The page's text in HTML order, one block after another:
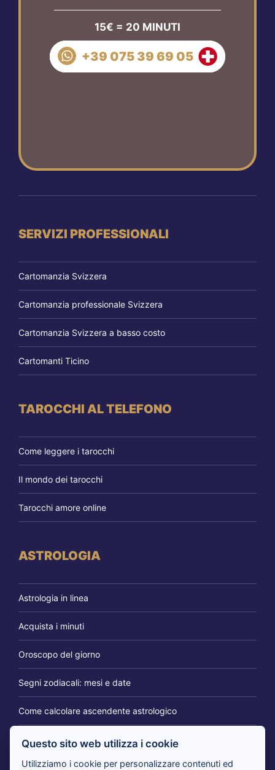
15€ = 20 MINUTI
+39 075 39 69 05
SERVIZI PROFESSIONALI
Cartomanzia Svizzera
Cartomanzia professionale Svizzera
Cartomanzia Svizzera a basso costo
Cartomanti Ticino
TAROCCHI AL TELEFONO
Come leggere i tarocchi
Il mondo dei tarocchi
Tarocchi amore online
ASTROLOGIA
Astrologia in linea
Acquista i minuti
Oroscopo del giorno
Segni zodiacali: mesi e date
Come calcolare ascendente astrologico
IL BLOG DEI CARTOMANTI
Questo sito web utilizza i cookie
Utilizziamo i cookie per personalizzare contenuti ed